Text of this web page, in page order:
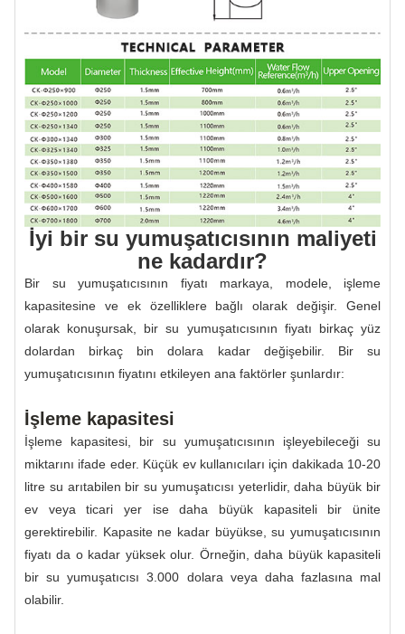
İyi bir su yumuşatıcısının maliyeti
ne kadardır?
Bir su yumuşatıcısının fiyatı markaya, modele, işleme
kapasitesine ve ek özelliklere bağlı olarak değişir. Genel
olarak konuşursak, bir su yumuşatıcısının fiyatı birkaç yüz
dolardan birkaç bin dolara kadar değişebilir. Bir su
yumuşatıcısının fiyatını etkileyen ana faktörler şunlardır:
İşleme kapasitesi
İşleme kapasitesi, bir su yumuşatıcısının işleyebileceği su
miktarını ifade eder. Küçük ev kullanıcıları için dakikada 10-20
litre su arıtabilen bir su yumuşatıcısı yeterlidir, daha büyük bir
ev veya ticari yer ise daha büyük kapasiteli bir ünite
gerektirebilir. Kapasite ne kadar büyükse, su yumuşatıcısının
fiyatı da o kadar yüksek olur. Örneğin, daha büyük kapasiteli
bir su yumuşatıcısı 3.000 dolara veya daha fazlasına mal
olabilir.